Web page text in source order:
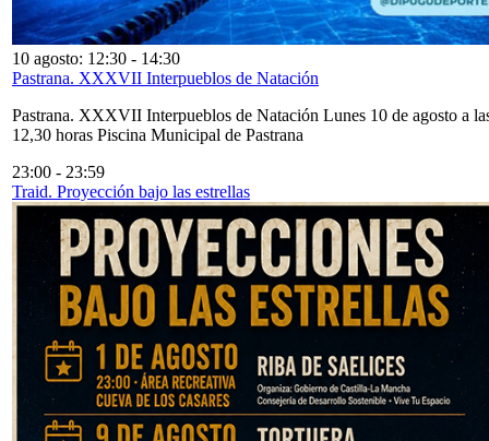
10 agosto: 12:30 - 14:30
Pastrana. XXXVII Interpueblos de Natación
Pastrana. XXXVII Interpueblos de Natación Lunes 10 de agosto a
12,30 horas Piscina Municipal de Pastrana
23:00 - 23:59
Traid. Proyección bajo las estrellas